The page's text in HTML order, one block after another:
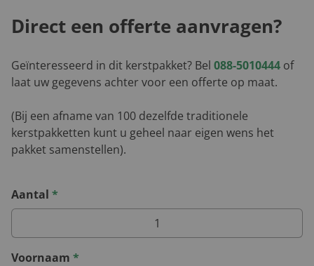
Direct een offerte aanvragen?
Geïnteresseerd in dit kerstpakket? Bel 088-5010444 of
laat uw gegevens achter voor een offerte op maat.
(Bij een afname van 100 dezelfde traditionele
kerstpakketten kunt u geheel naar eigen wens het
pakket samenstellen).
Aantal *
Voornaam *